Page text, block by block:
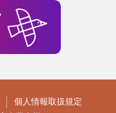
個人情報取扱規定